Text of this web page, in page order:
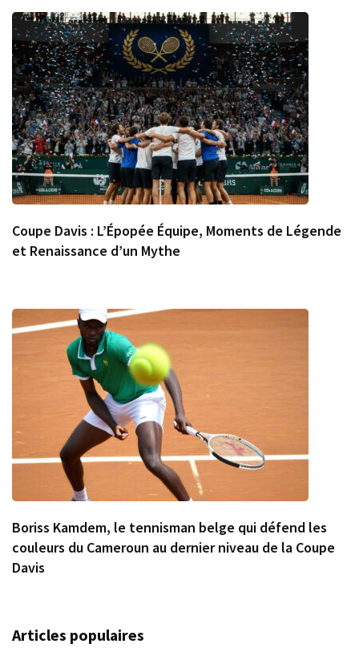
Coupe Davis : L’Épopée Équipe, Moments de Légende
et Renaissance d’un Mythe
Boriss Kamdem, le tennisman belge qui défend les
couleurs du Cameroun au dernier niveau de la Coupe
Davis
Articles populaires